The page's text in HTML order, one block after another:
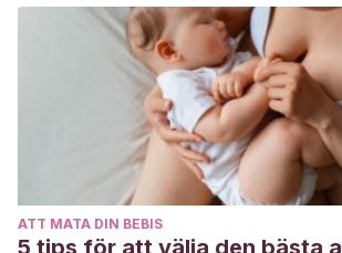
ATT MATA DIN BEBIS
5 tips för att välja den bästa